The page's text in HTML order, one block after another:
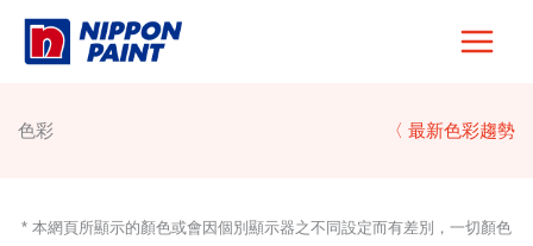
Skip
色彩 〈 最新色彩趨勢
* 本網頁所顯示的顏色或會因個別顯示器之不同設定而有差別，一切顏色